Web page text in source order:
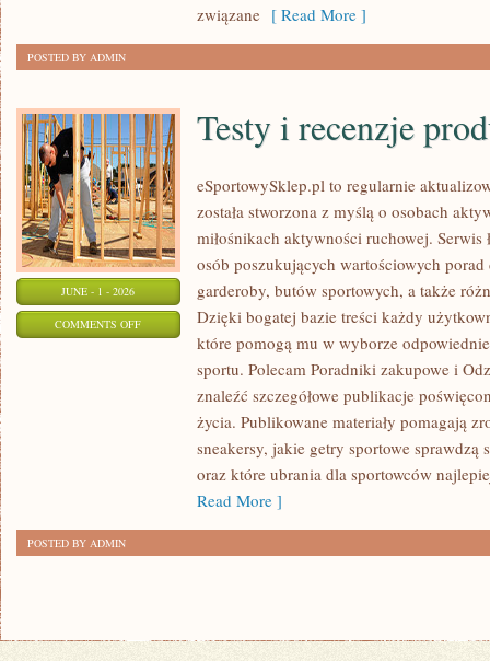
związane [ Read More ]
POSTED BY ADMIN
JUNE - 1 - 2026
COMMENTS OFFON
PRODUKTÓW
Testy i recenzje
eSportowySklep.pl to regularnie
została stworzona z myślą o osobach
miłośnikach aktywności ruchowej.
osób poszukujących wartościowych
garderoby, butów sportowych, a także
Dzięki bogatej bazie treści każdy
które pomogą mu w wyborze
sportu. Polecam Poradniki zakupowe i
znaleźć szczegółowe publikacje
życia. Publikowane materiały pomagają
sneakersy, jakie getry sportowe sprawdzą
oraz które ubrania dla sportowców
Read More ]
POSTED BY ADMIN